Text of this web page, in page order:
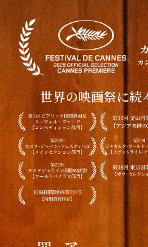
世界の映画祭に続